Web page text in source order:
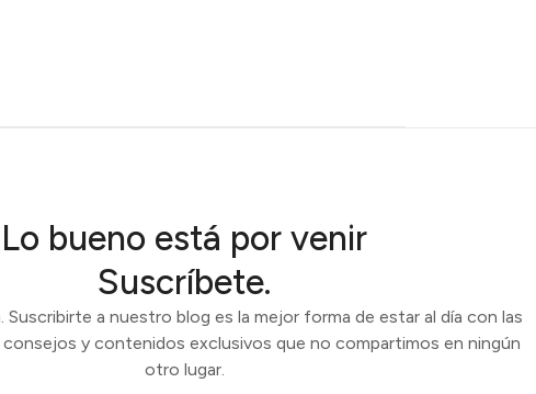
Lo bueno está por venir
Suscríbete.
a nuestro blog es la mejor forma de estar al día con las
y contenidos exclusivos que no compartimos en ningún
otro lugar.